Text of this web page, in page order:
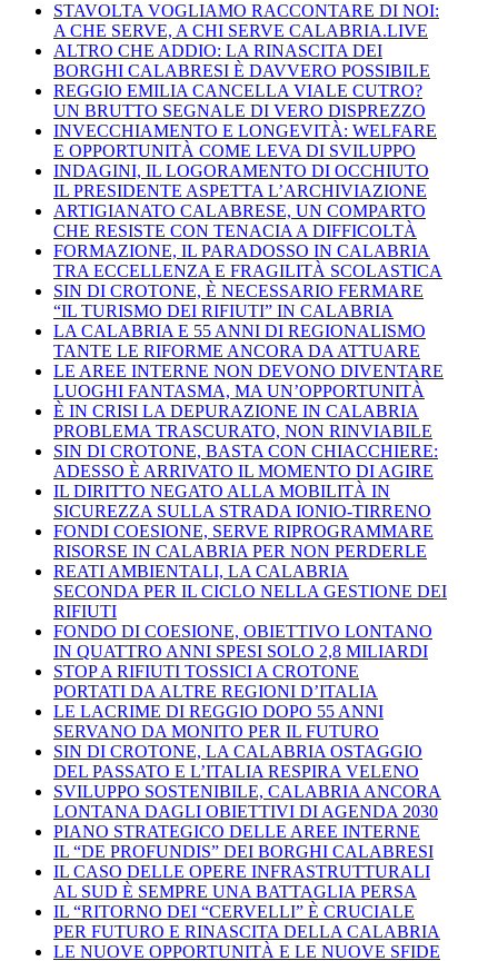
STAVOLTA VOGLIAMO RACCONTARE DI NOI:
A CHE SERVE, A CHI SERVE CALABRIA.LIVE
ALTRO CHE ADDIO: LA RINASCITA DEI
BORGHI CALABRESI È DAVVERO POSSIBILE
REGGIO EMILIA CANCELLA VIALE CUTRO?
UN BRUTTO SEGNALE DI VERO DISPREZZO
INVECCHIAMENTO E LONGEVITÀ: WELFARE
E OPPORTUNITÀ COME LEVA DI SVILUPPO
INDAGINI, IL LOGORAMENTO DI OCCHIUTO
IL PRESIDENTE ASPETTA L’ARCHIVIAZIONE
ARTIGIANATO CALABRESE, UN COMPARTO
CHE RESISTE CON TENACIA A DIFFICOLTÀ
FORMAZIONE, IL PARADOSSO IN CALABRIA
TRA ECCELLENZA E FRAGILITÀ SCOLASTICA
SIN DI CROTONE, È NECESSARIO FERMARE
“IL TURISMO DEI RIFIUTI” IN CALABRIA
LA CALABRIA E 55 ANNI DI REGIONALISMO
TANTE LE RIFORME ANCORA DA ATTUARE
LE AREE INTERNE NON DEVONO DIVENTARE
LUOGHI FANTASMA, MA UN’OPPORTUNITÀ
È IN CRISI LA DEPURAZIONE IN CALABRIA
PROBLEMA TRASCURATO, NON RINVIABILE
SIN DI CROTONE, BASTA CON CHIACCHIERE:
ADESSO È ARRIVATO IL MOMENTO DI AGIRE
IL DIRITTO NEGATO ALLA MOBILITÀ IN
SICUREZZA SULLA STRADA IONIO-TIRRENO
FONDI COESIONE, SERVE RIPROGRAMMARE
RISORSE IN CALABRIA PER NON PERDERLE
REATI AMBIENTALI, LA CALABRIA
SECONDA PER IL CICLO NELLA GESTIONE DEI
RIFIUTI
FONDO DI COESIONE, OBIETTIVO LONTANO
IN QUATTRO ANNI SPESI SOLO 2,8 MILIARDI
STOP A RIFIUTI TOSSICI A CROTONE
PORTATI DA ALTRE REGIONI D’ITALIA
LE LACRIME DI REGGIO DOPO 55 ANNI
SERVANO DA MONITO PER IL FUTURO
SIN DI CROTONE, LA CALABRIA OSTAGGIO
DEL PASSATO E L’ITALIA RESPIRA VELENO
SVILUPPO SOSTENIBILE, CALABRIA ANCORA
LONTANA DAGLI OBIETTIVI DI AGENDA 2030
PIANO STRATEGICO DELLE AREE INTERNE
IL “DE PROFUNDIS” DEI BORGHI CALABRESI
IL CASO DELLE OPERE INFRASTRUTTURALI
AL SUD È SEMPRE UNA BATTAGLIA PERSA
IL “RITORNO DEI “CERVELLI” È CRUCIALE
PER FUTURO E RINASCITA DELLA CALABRIA
LE NUOVE OPPORTUNITÀ E LE NUOVE SFIDE